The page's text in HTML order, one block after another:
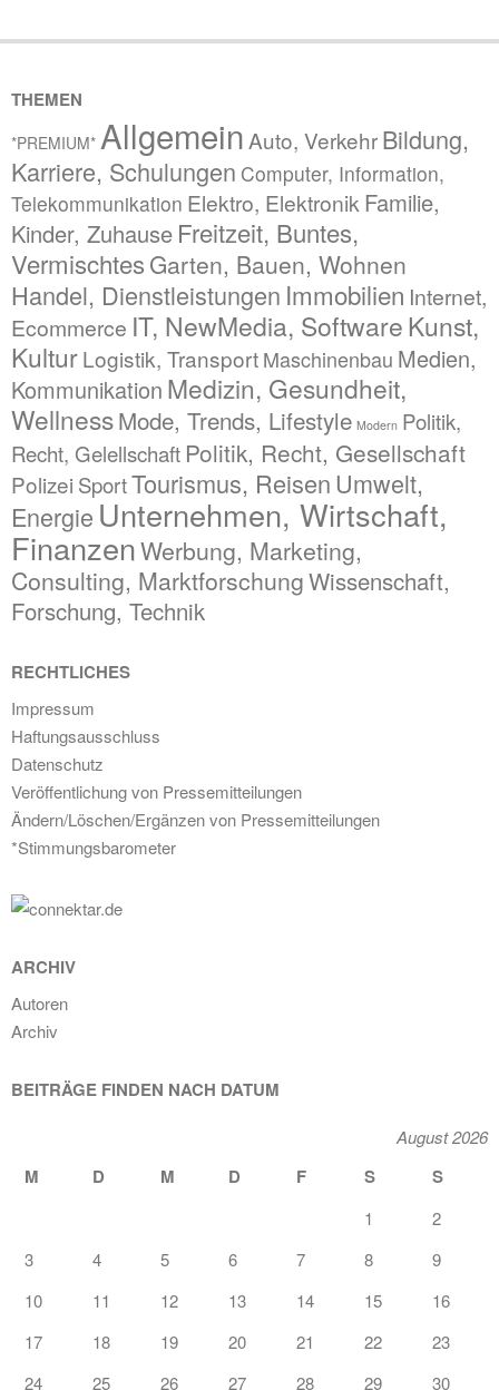
THEMEN
*PREMIUM* Allgemein Auto, VerkehrBildung,
Karriere, Schulungen Computer, Information,
Telekommunikation Elektro, Elektronik Familie,
Kinder, Zuhause Freitzeit, Buntes,
Vermischtes Garten, Bauen, Wohnen
Handel, Dienstleistungen Immobilien Internet,
Ecommerce IT, NewMedia, SoftwareKunst,
KulturLogistik, TransportMaschinenbau Medien,
Kommunikation Medizin, Gesundheit,
WellnessMode, Trends, Lifestyle Modern Politik,
Recht, Gelellschaft Politik, Recht, Gesellschaft
Polizei SportTourismus, Reisen Umwelt,
Energie Unternehmen, Wirtschaft,
FinanzenWerbung, Marketing,
Consulting, MarktforschungWissenschaft,
Forschung, Technik
RECHTLICHES
Impressum
Haftungsausschluss
Datenschutz
Veröffentlichung von Pressemitteilungen
Ändern/Löschen/Ergänzen von Pressemitteilungen
*Stimmungsbarometer
ARCHIV
Autoren
Archiv
BEITRÄGE FINDEN NACH DATUM
August 2026
M D M D F S S
1
2
3
4 5 6 7 8
9
10
11 12 13 14 15
16
17
18 19 20 21 22
23
24
25 26 27 28 29 30